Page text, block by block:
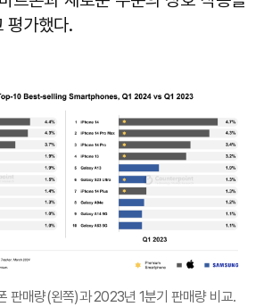
평가했다.
판매량(왼쪽)과 2023년 1분기 판매량 비교.